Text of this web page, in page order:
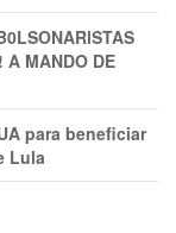
A MANDO DE
para beneficiar
Lula